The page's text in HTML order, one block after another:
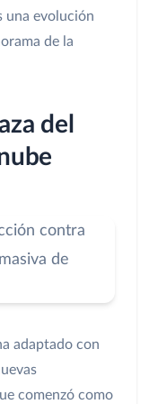
una evolución
de la
del
adaptado con
comenzó como